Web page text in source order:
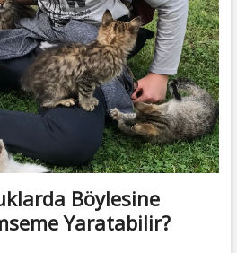
Böylesine
Yaratabilir?